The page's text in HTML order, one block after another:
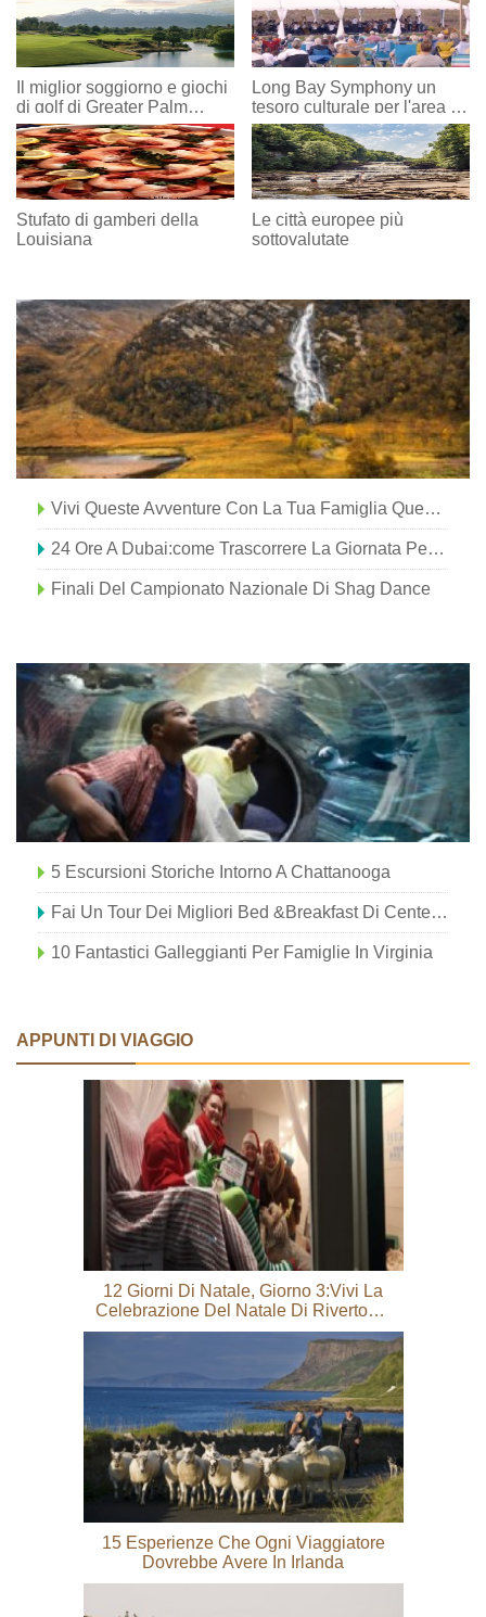
Il miglior soggiorno e giochi
di golf di Greater Palm
Springs
Long Bay Symphony un
tesoro culturale per l'area di
Myrtle Beach
Stufato di gamberi della
Louisiana
Le città europee più
sottovalutate
Vivi Queste Avventure Con La Tua Famiglia Questo Inverno In West Virginia
24 Ore A Dubai:come Trascorrere La Giornata Perfetta In Città
Finali Del Campionato Nazionale Di Shag Dance
5 Escursioni Storiche Intorno A Chattanooga
Fai Un Tour Dei Migliori Bed &breakfast Di Center County
10 Fantastici Galleggianti Per Famiglie In Virginia
APPUNTI DI VIAGGIO
12 Giorni Di Natale, Giorno 3:vivi La
Celebrazione Del Natale Di Rivertown
Nel Centro Di Conway
15 Esperienze Che Ogni Viaggiatore
Dovrebbe Avere In Irlanda